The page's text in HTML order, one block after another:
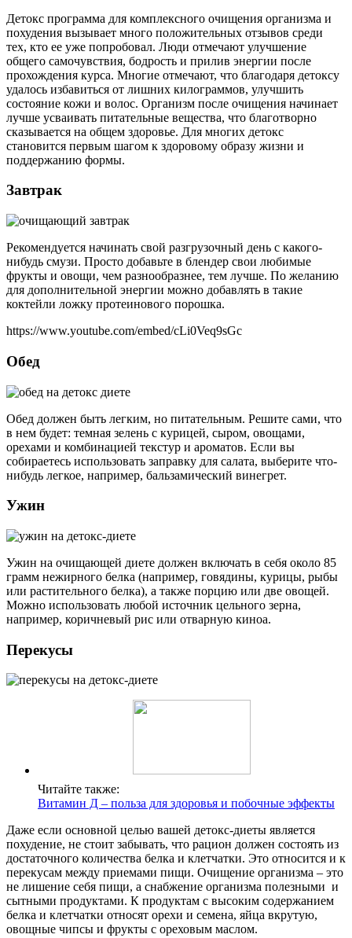
Детокс программа для комплексного очищения организма и
похудения вызывает много положительных отзывов среди
тех, кто ее уже попробовал. Люди отмечают улучшение
общего самочувствия, бодрость и прилив энергии после
прохождения курса. Многие отмечают, что благодаря детоксу
удалось избавиться от лишних килограммов, улучшить
состояние кожи и волос. Организм после очищения начинает
лучше усваивать питательные вещества, что благотворно
сказывается на общем здоровье. Для многих детокс
становится первым шагом к здоровому образу жизни и
поддержанию формы.
Завтрак
Рекомендуется начинать свой разгрузочный день с какого-
нибудь смузи. Просто добавьте в блендер свои любимые
фрукты и овощи, чем разнообразнее, тем лучше. По желанию
для дополнительной энергии можно добавлять в такие
коктейли ложку протеинового порошка.
https://www.youtube.com/embed/cLi0Veq9sGc
Обед
Обед должен быть легким, но питательным. Решите сами, что
в нем будет: темная зелень с курицей, сыром, овощами,
орехами и комбинацией текстур и ароматов. Если вы
собираетесь использовать заправку для салата, выберите что-
нибудь легкое, например, бальзамический винегрет.
Ужин
Ужин на очищающей диете должен включать в себя около 85
грамм нежирного белка (например, говядины, курицы, рыбы
или растительного белка), а также порцию или две овощей.
Можно использовать любой источник цельного зерна,
например, коричневый рис или отварную киноа.
Перекусы
Читайте также:
Витамин Д – польза для здоровья и побочные эффекты
Даже если основной целью вашей детокс-диеты является
похудение, не стоит забывать, что рацион должен состоять из
достаточного количества белка и клетчатки. Это относится и к
перекусам между приемами пищи. Очищение организма – это
не лишение себя пищи, а снабжение организма полезными и
сытными продуктами. К продуктам с высоким содержанием
белка и клетчатки относят орехи и семена, яйца вкрутую,
овощные чипсы и фрукты с ореховым маслом.